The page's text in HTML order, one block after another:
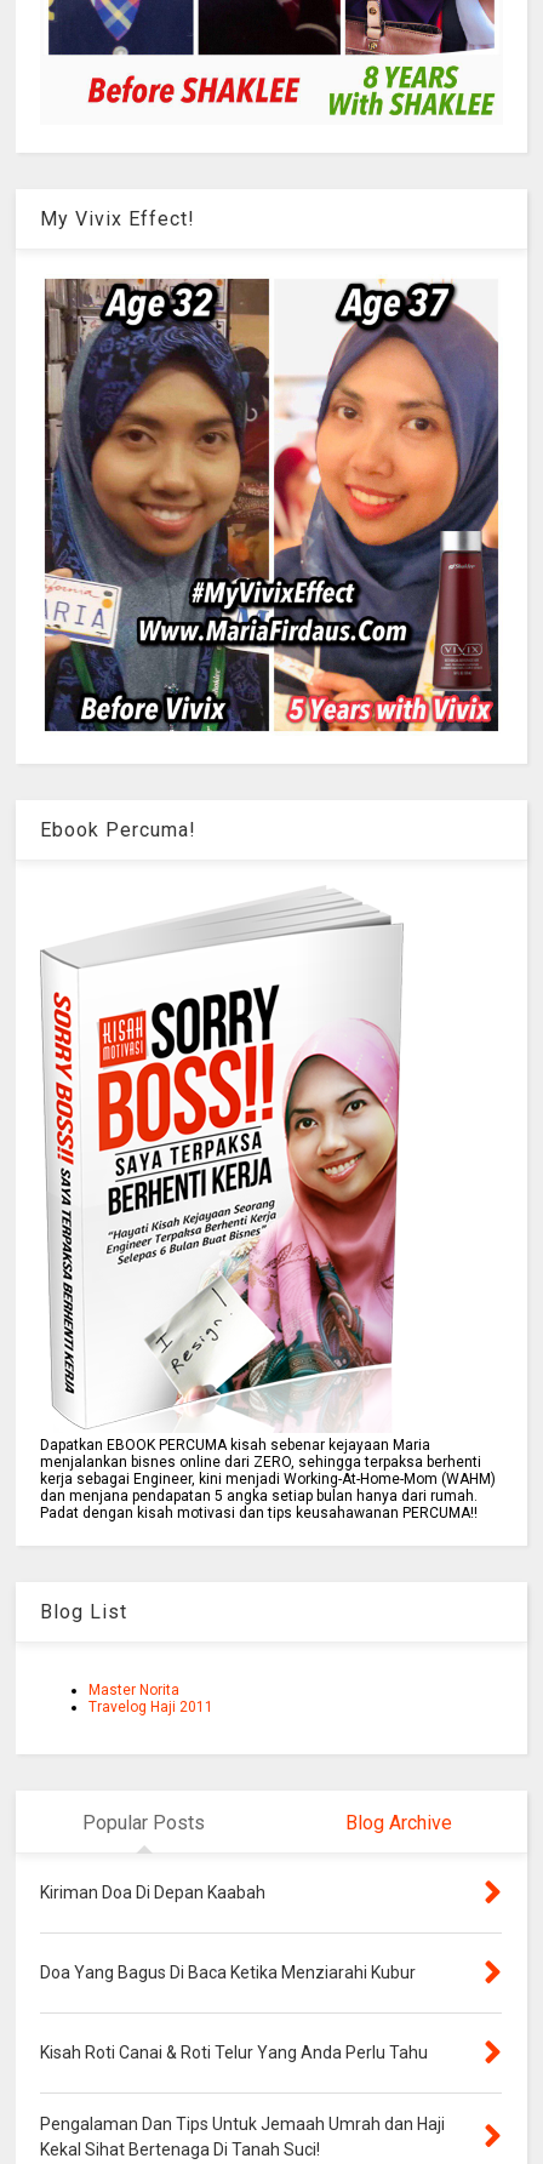
My Vivix Effect!
Ebook Percuma!
Dapatkan EBOOK PERCUMA kisah sebenar kejayaan Maria
menjalankan bisnes online dari ZERO, sehingga terpaksa berhenti
kerja sebagai Engineer, kini menjadi Working-At-Home-Mom (WAHM)
dan menjana pendapatan 5 angka setiap bulan hanya dari rumah.
Padat dengan kisah motivasi dan tips keusahawanan PERCUMA!!
Blog List
Master Norita
Travelog Haji 2011
Popular Posts Blog Archive
Kiriman Doa Di Depan Kaabah
Doa Yang Bagus Di Baca Ketika Menziarahi Kubur
Kisah Roti Canai & Roti Telur Yang Anda Perlu Tahu
Pengalaman Dan Tips Untuk Jemaah Umrah dan Haji
Kekal Sihat Bertenaga Di Tanah Suci!